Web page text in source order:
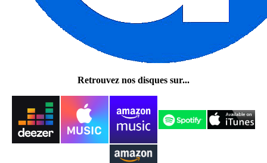
Retrouvez nos disques sur...